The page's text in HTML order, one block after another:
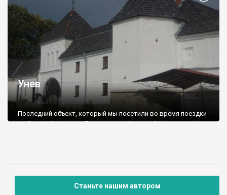
Унев
Последний объект, который мы посетили во время поездки
по Золотой подкове Львовщины, - Уневский монастырь.
Принадлежит греко-католической церкви.
Станьте нашим автором